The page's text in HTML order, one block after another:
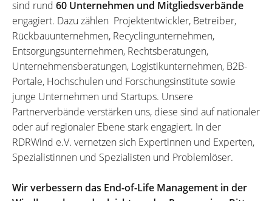
sind rund 60 Unternehmen und Mitgliedsverbände
engagiert. Dazu zählen Projektentwickler, Betreiber,
Rückbauunternehmen, Recyclingunternehmen,
Entsorgungsunternehmen, Rechtsberatungen,
Unternehmensberatungen, Logistikunternehmen, B2B-
Portale, Hochschulen und Forschungsinstitute sowie
junge Unternehmen und Startups. Unsere
Partnerverbände verstärken uns, diese sind auf nationaler
oder auf regionaler Ebene stark engagiert. In der
RDRWind e.V. vernetzen sich Expertinnen und Experten,
Spezialistinnen und Spezialisten und Problemlöser.
Wir verbessern das End-of-Life Management in der